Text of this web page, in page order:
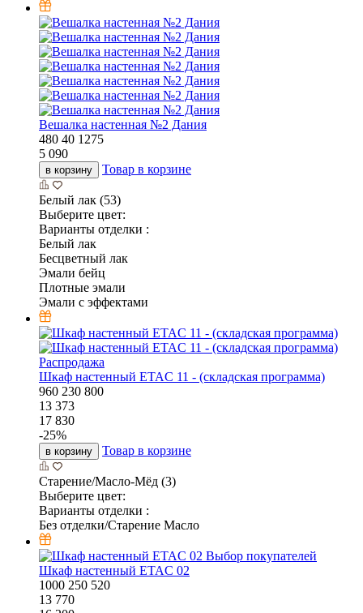
Вешалка настенная №2 Дания
480 40 1275
5 090
в корзину Товар в корзине
Белый лак (53)
Выберите цвет:
Варианты отделки :
Белый лак
Бесцветный лак
Эмали бейц
Плотные эмали
Эмали с эффектами
Распродажа
Шкаф настенный ETAC 11 - (складская программа)
960 230 800
13 373
17 830
-25%
в корзину Товар в корзине
Старение/Масло-Мёд (3)
Выберите цвет:
Варианты отделки :
Без отделки/Старение Масло
Выбор покупателей
Шкаф настенный ETAC 02
1000 250 520
13 770